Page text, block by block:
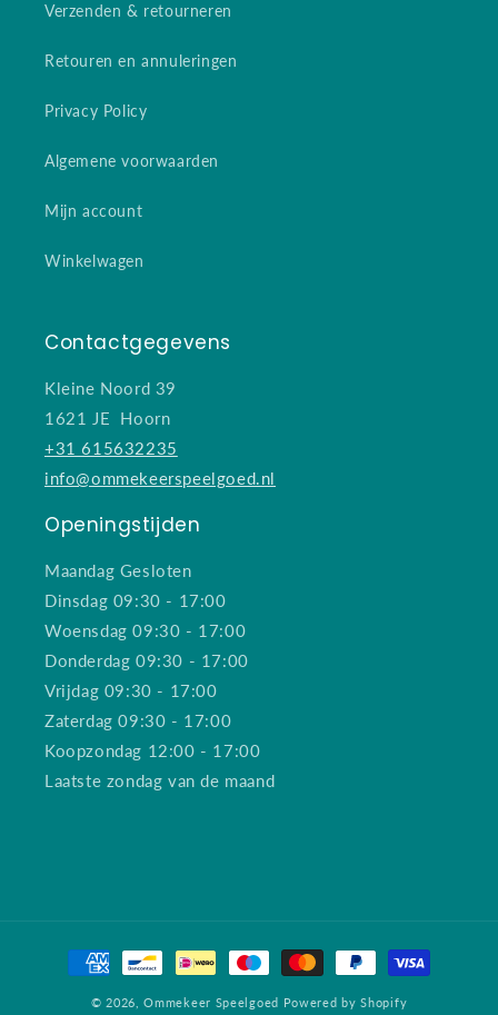
Verzenden & retourneren
Retouren en annuleringen
Privacy Policy
Algemene voorwaarden
Mijn account
Winkelwagen
Contactgegevens
Kleine Noord 39
1621 JE Hoorn
+31 615632235
info@ommekeerspeelgoed.nl
Openingstijden
Maandag Gesloten
Dinsdag 09:30 - 17:00
Woensdag 09:30 - 17:00
Donderdag 09:30 - 17:00
Vrijdag 09:30 - 17:00
Zaterdag 09:30 - 17:00
Koopzondag 12:00 - 17:00
Laatste zondag van de maand
Betaalmethoden
© 2026,Ommekeer Speelgoed Powered by Shopify